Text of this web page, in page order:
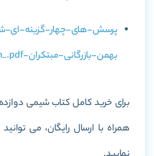
پرسش-های-چهار-گزینه-
بهمن-بازرگانی-مبتکران-IDNovin.com_.pdf
برای خرید کامل کتاب شیمی
همراه با ارسال رایگان، می